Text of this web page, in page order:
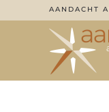
Overslaan en
AANDACHT